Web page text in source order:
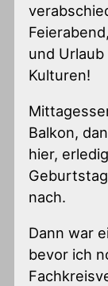
und
Kulturen!
Balkon,
hier,
nach.
Dann war
bevor ich